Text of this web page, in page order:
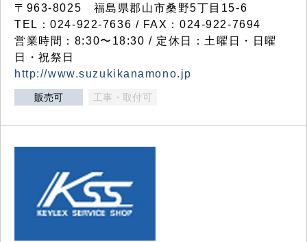
〒963-8025 福島県郡山市桑野5丁目15-6
TEL：024-922-7636 / FAX：024-922-7694
営業時間：8:30〜18:30 / 定休日：土曜日・日曜
日・祝祭日
http://www.suzukikanamono.jp
販売可 工事・取付可